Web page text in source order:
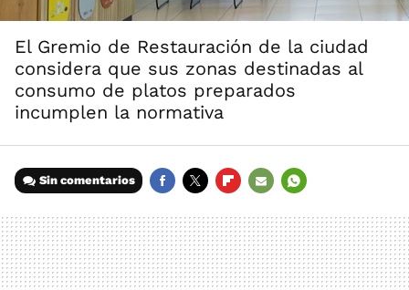
El Gremio de Restauración de la ciudad
considera que sus zonas destinadas al
consumo de platos preparados
incumplen la normativa
Sin comentarios
MAIL